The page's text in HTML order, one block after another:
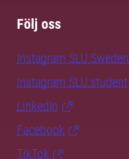
Följ oss
Instagram SLU.Sweden
Instagram SLU.student
LinkedIn
Facebook
TikTok